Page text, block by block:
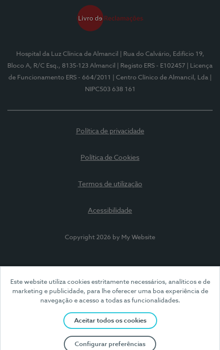
Este website utiliza cookies estritamente necessários, analíticos e de
marketing e publicidade, para lhe oferecer uma boa experiência de
navegação e acesso a todas as funcionalidades.
Aceitar todos os cookies
Configurar preferências
Hospital da Luz Clínica de Almancil
| Rua do Calvário, Edifício 19,
Bloco A, R/C Esq., 8135-123 Almancil
| Registo ERS - E102457
| Licença
de Funcionamento ERS - 664/2011
| Centro Clínico de Almancil, Lda
NIPC503 638 161
Política de privacidade
Política de Cookies
Termos de utilização
Acessibilidade
Copyright 2026 by My Website